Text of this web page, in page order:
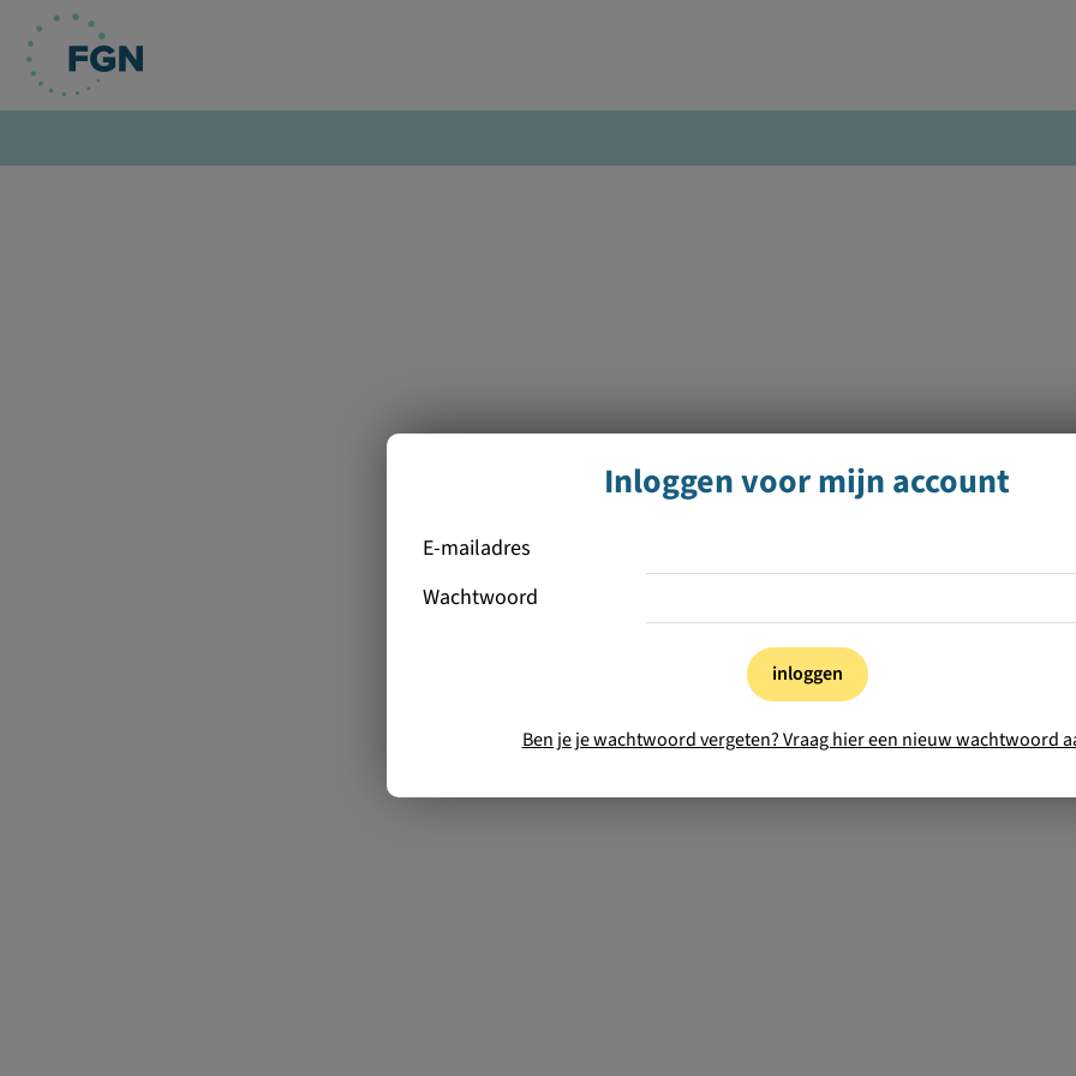
Inloggen voor mijn account
E-mailadres
Wachtwoord
inloggen
Ben je je wachtwoord vergeten? Vraag hier een nieuw wachtwoord